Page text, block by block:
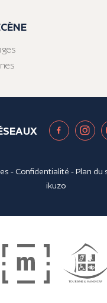
- Confidentialité -Plan du
ikuzo